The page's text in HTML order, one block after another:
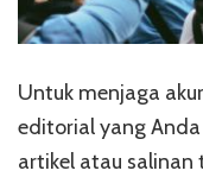
Untuk menjaga
editorial yang
artikel atau salinan